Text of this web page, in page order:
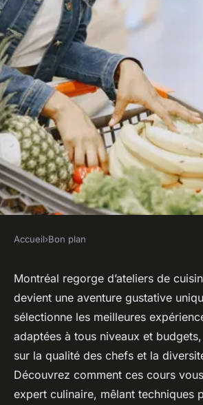
BON PLAN
Devenez un expert
top ateliers de
montréal
Lyana •1 août 2025 •8 min de lecture
Accueil›Bon plan
Montréal regorge d’ateliers de
devient une aventure gustative
sélectionne les meilleures
adaptées à tous niveaux et
sur la qualité des chefs et la
Découvrez comment ces cours
expert culinaire, mêlant techniques